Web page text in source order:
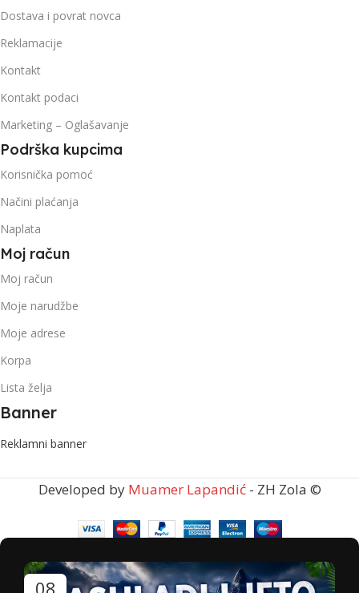
Dostava i povrat novca
Reklamacije
Kontakt
Kontakt podaci
Marketing – Oglašavanje
Podrška kupcima
Korisnička pomoć
Načini plaćanja
Naplata
Moj račun
Moj račun
Moje narudžbe
Moje adrese
Korpa
Lista želja
Banner
Reklamni banner
Developed by Muamer Lapandić- ZH Zola ©